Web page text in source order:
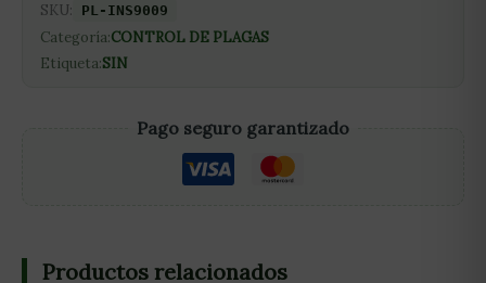
SKU: PL-INS9009
Categoría:CONTROL DE PLAGAS
Etiqueta:SIN
Pago seguro garantizado
Productos relacionados